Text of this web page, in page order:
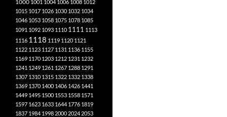
1000 1001 1004 1006 1008 1012
1015 1017 1026 1030 1032 1034
1046 1053 1058 1075 1078 1085
1091 1092 1093 1110 1111 1113
1116 1118 1119 1120 1121
1122 1123 1127 1131 1136 1155
1169 1170 1203 1212 1231 1232
1241 1249 1261 1267 1288 1291
1307 1310 1315 1322 1332 1338
1369 1370 1400 1406 1426 1441
1449 1495 1500 1553 1558 1571
1597 1623 1633 1644 1776 1819
1837 1984 1998 2000 2024 2053